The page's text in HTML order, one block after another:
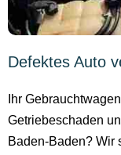
Defektes Auto
Ihr
Getriebeschaden
Baden-Baden? Wir